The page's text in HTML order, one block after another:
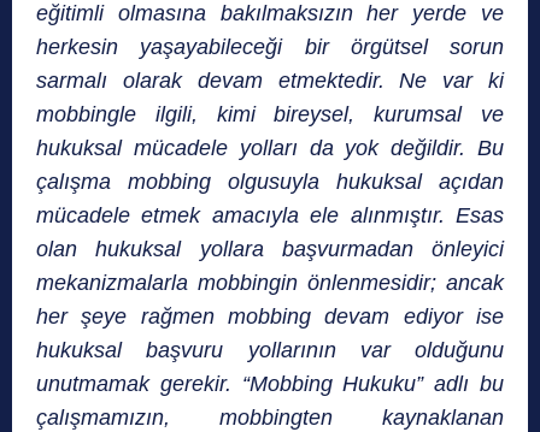
eğitimli olmasına bakılmaksızın her yerde ve
herkesin yaşayabileceği bir örgütsel sorun
sarmalı olarak devam etmektedir. Ne var ki
mobbingle ilgili, kimi bireysel, kurumsal ve
hukuksal mücadele yolları da yok değildir. Bu
çalışma mobbing olgusuyla hukuksal açıdan
mücadele etmek amacıyla ele alınmıştır. Esas
olan hukuksal yollara başvurmadan önleyici
mekanizmalarla mobbingin önlenmesidir; ancak
her şeye rağmen mobbing devam ediyor ise
hukuksal başvuru yollarının var olduğunu
unutmamak gerekir. “Mobbing Hukuku” adlı bu
çalışmamızın, mobbingten kaynaklanan